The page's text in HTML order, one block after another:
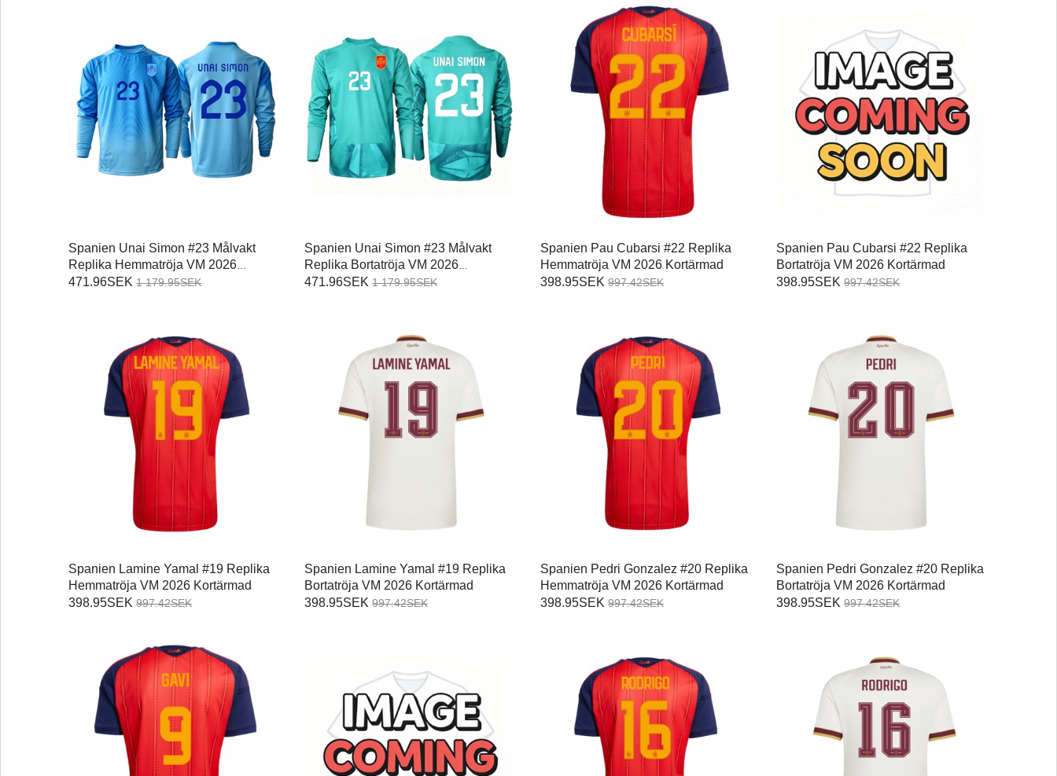
Spanien Unai Simon #23 Målvakt
Replika Hemmatröja VM 2026
Långärmad
471.96SEK 1 179.95SEK
Spanien Unai Simon #23 Målvakt
Replika Bortatröja VM 2026
Långärmad
471.96SEK 1 179.95SEK
Spanien Pau Cubarsi #22 Replika
Hemmatröja VM 2026 Kortärmad
398.95SEK 997.42SEK
Spanien Pau Cubarsi #22 Replika
Bortatröja VM 2026 Kortärmad
398.95SEK 997.42SEK
Spanien Lamine Yamal #19 Replika
Hemmatröja VM 2026 Kortärmad
398.95SEK 997.42SEK
Spanien Lamine Yamal #19 Replika
Bortatröja VM 2026 Kortärmad
398.95SEK 997.42SEK
Spanien Pedri Gonzalez #20 Replika
Hemmatröja VM 2026 Kortärmad
398.95SEK 997.42SEK
Spanien Pedri Gonzalez #20 Replika
Bortatröja VM 2026 Kortärmad
398.95SEK 997.42SEK